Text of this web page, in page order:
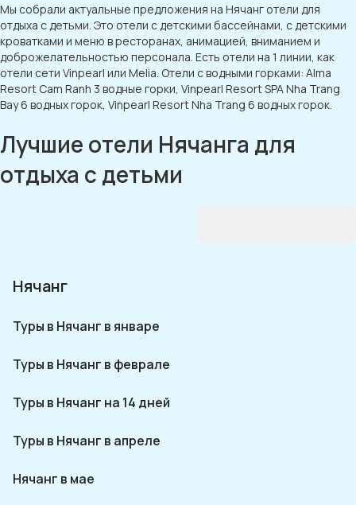
Мы собрали актуальные предложения на Нячанг отели для
отдыха с детьми. Это отели с детскими бассейнами, с детскими
кроватками и меню в ресторанах, анимацией, вниманием и
доброжелательностью персонала. Есть отели на 1 линии, как
отели сети Vinpearl или Melia. Отели с водными горками: Alma
Resort Cam Ranh 3 водные горки, Vinpearl Resort SPA Nha Trang
Bay 6 водных горок, Vinpearl Resort Nha Trang 6 водных горок.
Лучшие отели Нячанга для
отдыха с детьми
Нячанг
Туры в Нячанг в январе
Туры в Нячанг в феврале
Туры в Нячанг на 14 дней
Туры в Нячанг в апреле
Нячанг в мае